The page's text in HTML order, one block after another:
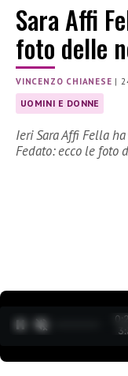
Sara Affi
foto delle
VINCENZO CHIANESE |
UOMINI E DONNE
Ieri Sara Affi Fella
Fedato: ecco le foto